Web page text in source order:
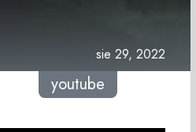
sie 29, 2022
youtube